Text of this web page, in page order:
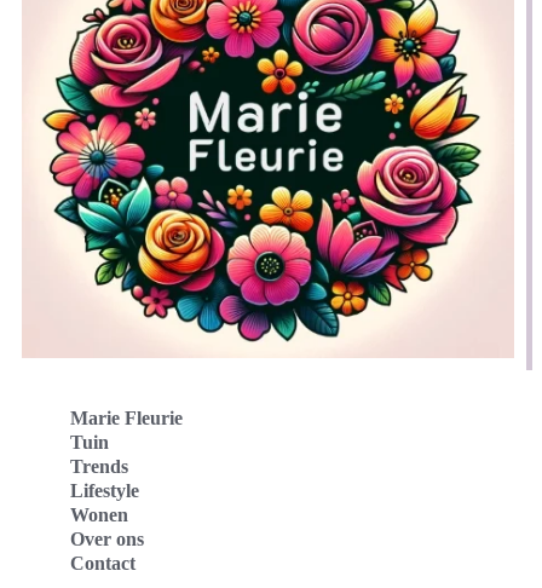
Marie Fleurie
Tuin
Trends
Lifestyle
Wonen
Over ons
Contact